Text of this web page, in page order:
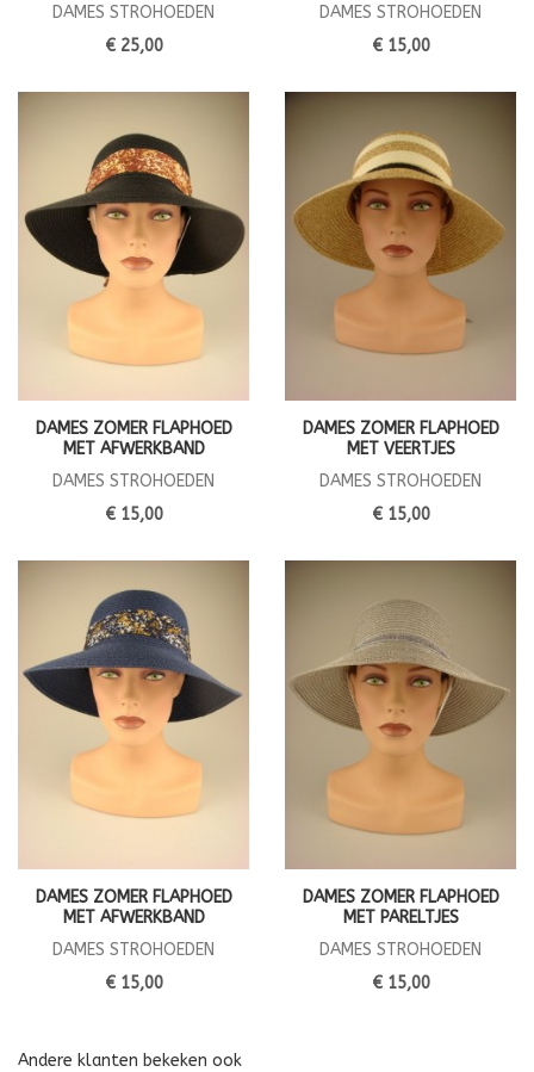
DAMES STROHOEDEN
€ 25,00
DAMES STROHOEDEN
€ 15,00
DAMES ZOMER FLAPHOED
MET AFWERKBAND
DAMES STROHOEDEN
€ 15,00
DAMES ZOMER FLAPHOED
MET VEERTJES
DAMES STROHOEDEN
€ 15,00
DAMES ZOMER FLAPHOED
MET AFWERKBAND
DAMES STROHOEDEN
€ 15,00
DAMES ZOMER FLAPHOED
MET PARELTJES
DAMES STROHOEDEN
€ 15,00
Andere klanten bekeken ook